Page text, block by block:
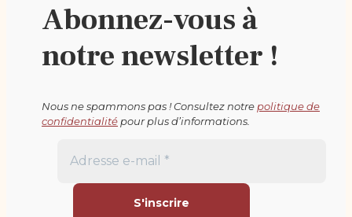
Abonnez-vous à
notre newsletter !
Nous ne spammons pas ! Consultez notre politique de
confidentialité pour plus d’informations.